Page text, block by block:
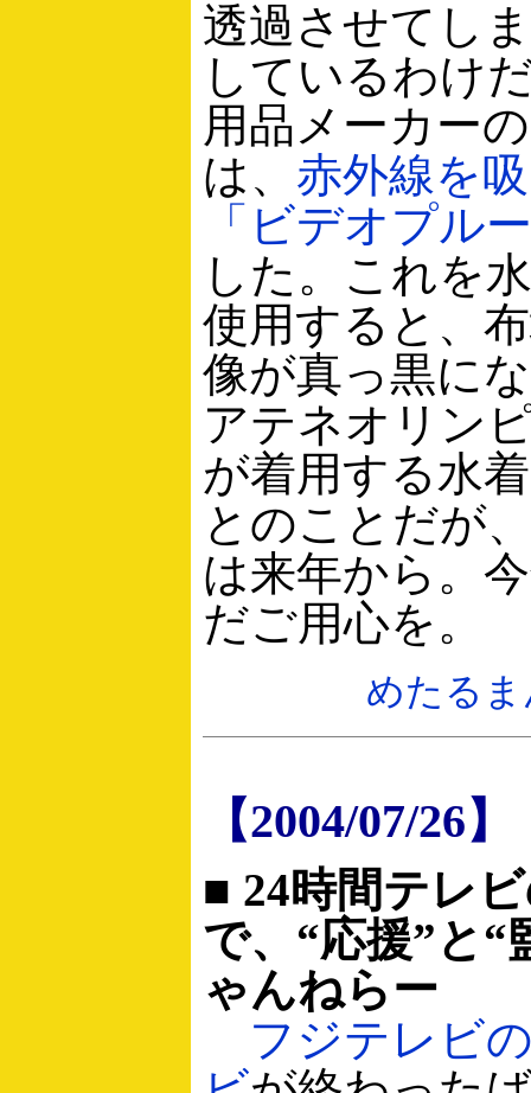
透過させてし
しているわけ
用品メーカーの
は、 赤外線を
「ビデオプル
した。これを
使用すると、
像が真っ黒に
アテネオリン
が着用する水
とのことだが
は来年から。
だご用心を。
めたる
【2004/07/26】
■ 24時間テレ
で、“応援”と“
ゃんねらー
フジテレビ